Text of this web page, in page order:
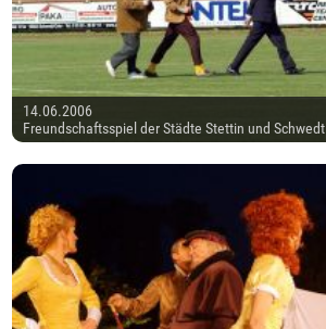
14.06.2006
Freundschaftsspiel der Städte Stettin und Schwedt